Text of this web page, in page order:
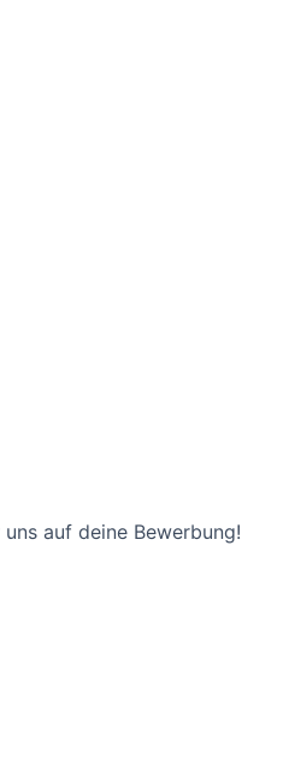
auf deine Bewerbung!